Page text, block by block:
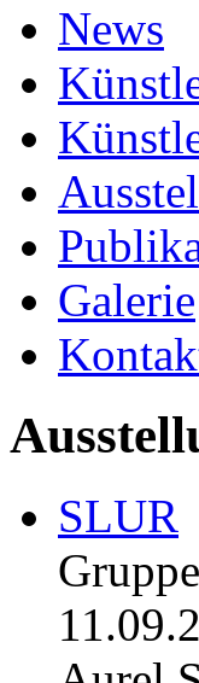
News
Galerie
SLUR